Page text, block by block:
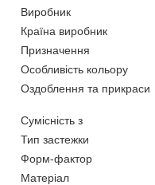
Виробник
Країна виробник
Призначення
Особливість кольору
Оздоблення та прикраси
Сумісність з
Тип застежки
Форм-фактор
Матеріал